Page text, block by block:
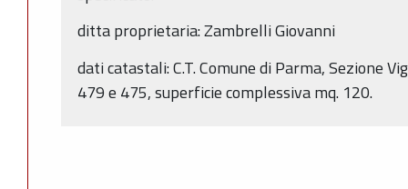
ditta proprietaria: Zambrelli Giovanni
dati catastali: C.T. Comune di Parma, Sezione
479 e 475, superficie complessiva mq. 120.